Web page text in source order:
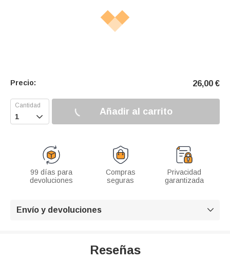
Precio: 26,00 €
 Añadir al carrito
99 días para
devoluciones
Compras
seguras
Privacidad
garantizada
Envío y devoluciones 
Reseñas